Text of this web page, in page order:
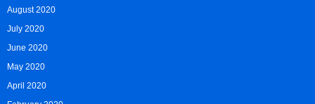
August 2020
July 2020
June 2020
May 2020
April 2020